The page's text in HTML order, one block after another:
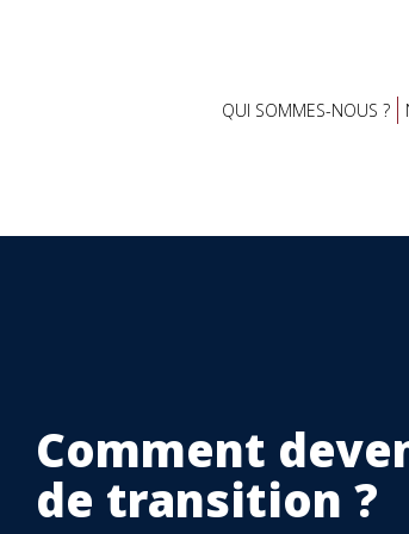
QUI SOMMES-NOUS ?
Comment
de transition ?